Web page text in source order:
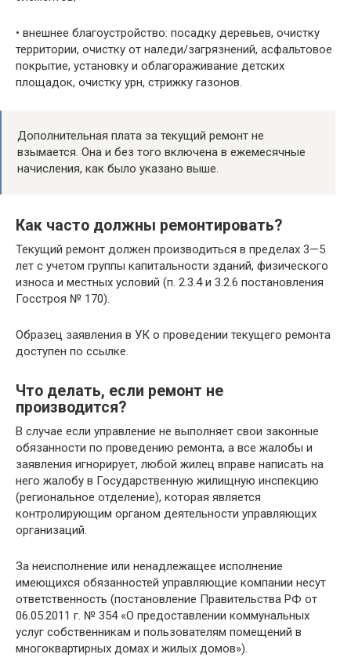
• внешнее благоустройство: посадку деревьев, очистку
территории, очистку от наледи/загрязнений, асфальтовое
покрытие, установку и облагораживание детских
площадок, очистку урн, стрижку газонов.
Дополнительная плата за текущий ремонт не
взымается. Она и без того включена в ежемесячные
начисления, как было указано выше.
Как часто должны ремонтировать?
Текущий ремонт должен производиться в пределах 3—5
лет с учетом группы капитальности зданий, физического
износа и местных условий (п. 2.3.4 и 3.2.6 постановления
Госстроя № 170).
Образец заявления в УК о проведении текущего ремонта
доступен по ссылке.
Что делать, если ремонт не
производится?
В случае если управление не выполняет свои законные
обязанности по проведению ремонта, а все жалобы и
заявления игнорирует, любой жилец вправе написать на
него жалобу в Государственную жилищную инспекцию
(региональное отделение), которая является
контролирующим органом деятельности управляющих
организаций.
За неисполнение или ненадлежащее исполнение
имеющихся обязанностей управляющие компании несут
ответственность (постановление Правительства РФ от
06.05.2011 г. № 354 «О предоставлении коммунальных
услуг собственникам и пользователям помещений в
многоквартирных домах и жилых домов»).